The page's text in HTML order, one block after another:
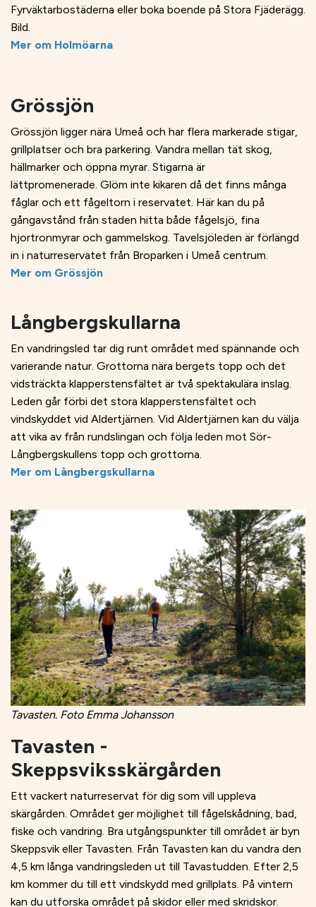
Fyrväktarbostäderna eller boka boende på Stora Fjäderägg.
Bild.
Mer om Holmöarna
Grössjön
Grössjön ligger nära Umeå och har flera markerade stigar,
grillplatser och bra parkering. Vandra mellan tät skog,
hällmarker och öppna myrar. Stigarna är
lättpromenerade. Glöm inte kikaren då det finns många
fåglar och ett fågeltorn i reservatet. Här kan du på
gångavstånd från staden hitta både fågelsjö, fina
hjortronmyrar och gammelskog. Tavelsjöleden är förlängd
in i naturreservatet från Broparken i Umeå centrum.
Mer om Grössjön
Långbergskullarna
En vandringsled tar dig runt området med spännande och
varierande natur. Grottorna nära bergets topp och det
vidsträckta klapperstensfältet är två spektakulära inslag.
Leden går förbi det stora klapperstensfältet och
vindskyddet vid Aldertjärnen. Vid Aldertjärnen kan du välja
att vika av från rundslingan och följa leden mot Sör-
Långbergskullens topp och grottorna.
Mer om Långbergskullarna
Tavasten. Foto Emma Johansson
Tavasten -
Skeppsviksskärgården
Ett vackert naturreservat för dig som vill uppleva
skärgården. Området ger möjlighet till fågelskådning, bad,
fiske och vandring. Bra utgångspunkter till området är byn
Skeppsvik eller Tavasten. Från Tavasten kan du vandra den
4,5 km långa vandringsleden ut till Tavastudden. Efter 2,5
km kommer du till ett vindskydd med grillplats. På vintern
kan du utforska området på skidor eller med skridskor.